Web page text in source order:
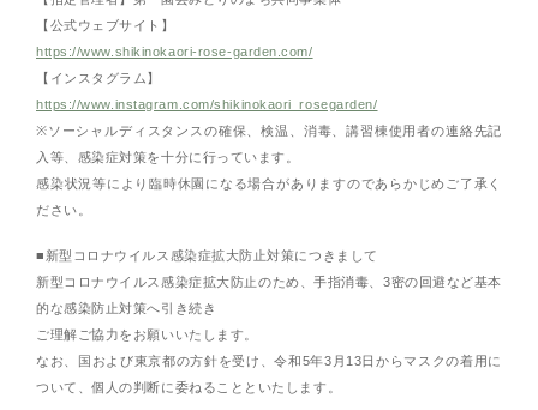
【公式ウェブサイト】
https://www.shikinokaori-rose-garden.com/
【インスタグラム】
https://www.instagram.com/shikinokaori_rosegarden/
※ソーシャルディスタンスの確保、検温、消毒、講習棟使用者の連絡先記
入等、感染症対策を十分に行っています。
感染状況等により臨時休園になる場合がありますのであらかじめご了承く
ださい。
■新型コロナウイルス感染症拡大防止対策につきまして
新型コロナウイルス感染症拡大防止のため、手指消毒、3密の回避など基本
的な感染防止対策へ引き続き
ご理解ご協力をお願いいたします。
なお、国および東京都の方針を受け、令和5年3月13日からマスクの着用に
ついて、個人の判断に委ねることといたします。